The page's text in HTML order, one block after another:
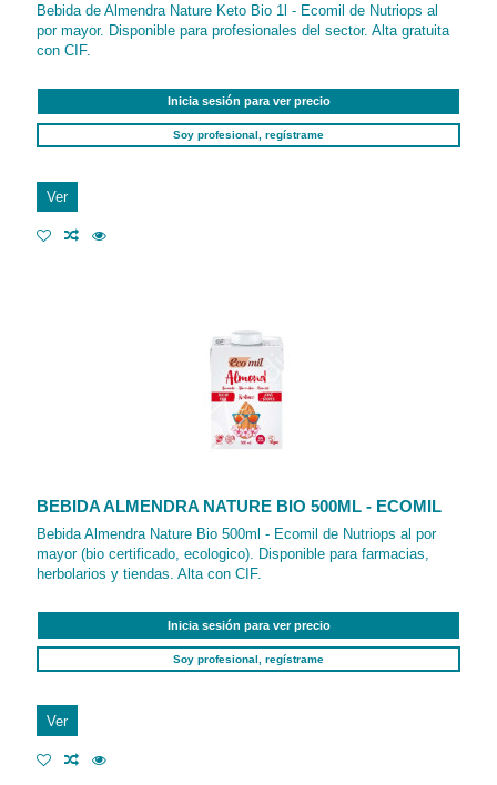
Bebida de Almendra Nature Keto Bio 1l - Ecomil de Nutriops al
por mayor. Disponible para profesionales del sector. Alta gratuita
con CIF.
Inicia sesión para ver precio
Soy profesional, regístrame
Ver
BEBIDA ALMENDRA NATURE BIO 500ML - ECOMIL
Bebida Almendra Nature Bio 500ml - Ecomil de Nutriops al por
mayor (bio certificado, ecologico). Disponible para farmacias,
herbolarios y tiendas. Alta con CIF.
Inicia sesión para ver precio
Soy profesional, regístrame
Ver